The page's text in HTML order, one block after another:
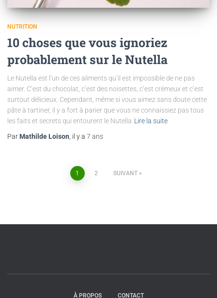
NUTRITION
10 choses que vous ignoriez
probablement sur le Nutella
Le Nutella est l’un de ces aliments qu’il est impossible de ne pas
aimer. C’est du chocolat, c’est des noisettes, c’est crémeux et c’est
surtout délicieux. Cependant, même si vous aimez sans doute cette
pâte à tartiner, il y a fort à parier que vous ne connaissiez pas tous
les faits et secrets qui entourent le Nutella Lire la suite
Par Mathilde Loison , il y a 7 ans
1 2 SUIVANT
À PROPOS CONTACT